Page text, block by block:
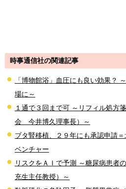
時事通信社の関連記事
「博物館浴」血圧にも良い効果？
場に～
１通で３回まで可 ～リフィル処方
会 今井博久理事長）～
ブタ腎移植、２９年にも承認申請
ベンチャー
リスクをＡＩで予測 ～糖尿病患
充生主任教授）～